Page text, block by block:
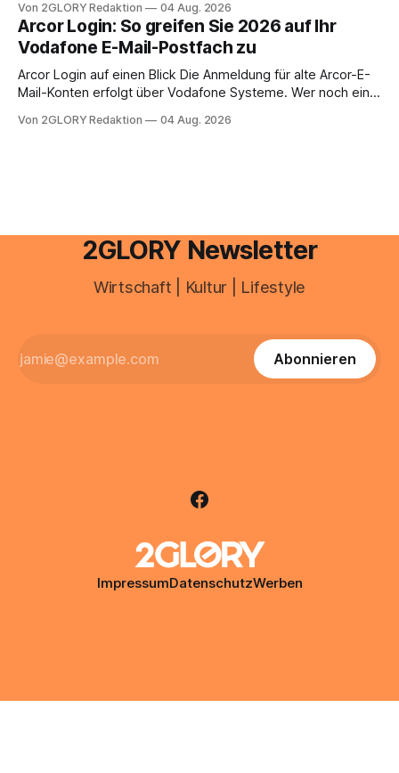
abwesenheiten und die gesamte kommunikation rund um
Ihr personal digital zu organisieren. In diesem Leitfaden
erfahren Sie alles, was Sie für einen reibungslosen Einstieg
brauchen, von der Registrierung
Von 2GLORY Redaktion 04 Aug. 2026
Arcor Login: So greifen Sie 2026 auf Ihr
Vodafone E-Mail-Postfach zu
Arcor Login auf einen Blick Die Anmeldung für alte Arcor-E-
Mail-Konten erfolgt über Vodafone Systeme. Wer noch eine
besitzt, loggt sich heute über das Vodafone E-Mail & Cloud
Von 2GLORY Redaktion 04 Aug. 2026
2GLORY Newsletter
Wirtschaft | Kultur | Lifestyle
Abonnieren
ImpressumDatenschutzWerben